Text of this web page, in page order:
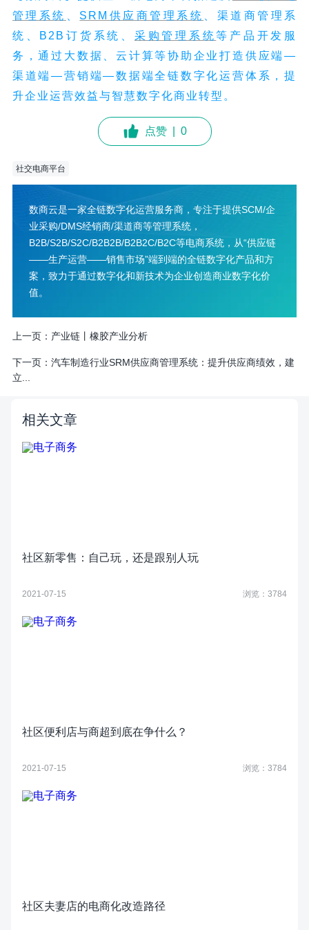
管理系统
SRM供应商管理系统
、渠道商管理系
统、B2B订货系统、 采购管理系统等产品开发服
务，通过大数据、云计算等协助企业打造供应端—
渠道端—营销端—数据端全链数字化运营体系，提
升企业运营效益与智慧数字化商业转型。
点赞 0
社交电商平台
数商云是一家全链数字化运营服务商，专注于提供SCM/企
业采购/DMS经销商/渠道商等管理系统，
B2B/S2B/S2C/B2B2B/B2B2C/B2C等电商系统，从“供应链
——生产运营——销售市场”端到端的全链数字化产品和方
案，致力于通过数字化和新技术为企业创造商业数字化价
值。
上一页： 产业链丨橡胶产业分析
下一页： 汽车制造行业SRM供应商管理系统：提升供应商绩效，建
立...
相关文章
社区新零售：自己玩，还是跟别人玩
2021-07-15 浏览：3784
社区便利店与商超到底在争什么？
2021-07-15 浏览：3784
社区夫妻店的电商化改造路径